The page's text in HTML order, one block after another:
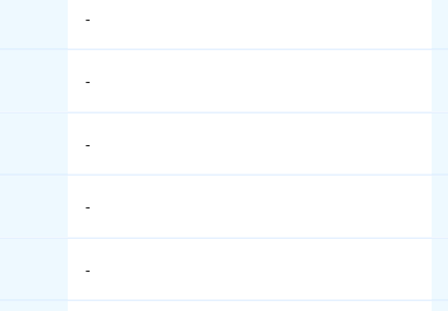
-
-
-
-
-